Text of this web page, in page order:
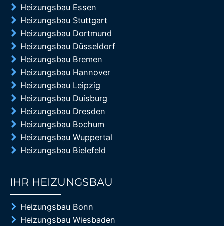
Heizungsbau Essen
Heizungsbau Stuttgart
Heizungsbau Dortmund
Heizungsbau Düsseldorf
Heizungsbau Bremen
Heizungsbau Hannover
Heizungsbau Leipzig
Heizungsbau Duisburg
Heizungsbau Dresden
Heizungsbau Bochum
Heizungsbau Wuppertal
Heizungsbau Bielefeld
IHR HEIZUNGSBAU
Heizungsbau Bonn
Heizungsbau Wiesbaden